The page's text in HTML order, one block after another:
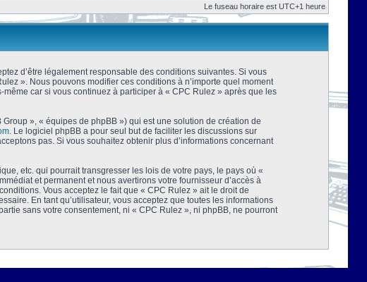
Le fuseau horaire est UTC+1 heure
d’être légalement responsable des conditions suivantes. Si vous
». Nous pouvons modifier ces conditions à n’importe quel moment
car si vous continuez à participer à « CPC Rulez » après que les
», « équipes de phpBB ») qui est une solution de création de
. Le logiciel phpBB a pour seul but de faciliter les discussions sur
pas. Si vous souhaitez obtenir plus d’informations concernant
etc. qui pourrait transgresser les lois de votre pays, le pays où «
et permanent et nous avertirons votre fournisseur d’accès à
Vous acceptez le fait que « CPC Rulez » ait le droit de
En tant qu’utilisateur, vous acceptez que toutes les informations
sans votre consentement, ni « CPC Rulez », ni phpBB, ne pourront